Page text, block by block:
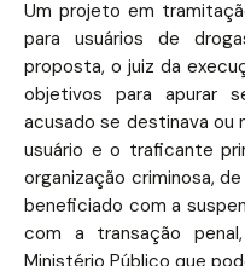
Um projeto em
para usuários de
proposta, o juiz da
objetivos para apurar
acusado se destinava ou
usuário e o traficante
organização criminosa,
beneficiado com a
com a transação
Ministério Público que